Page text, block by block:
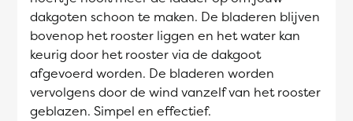
dakgoten schoon te maken. De bladeren blijven
bovenop het rooster liggen en het water kan
keurig door het rooster via de dakgoot
afgevoerd worden. De bladeren worden
vervolgens door de wind vanzelf van het rooster
geblazen. Simpel en effectief.